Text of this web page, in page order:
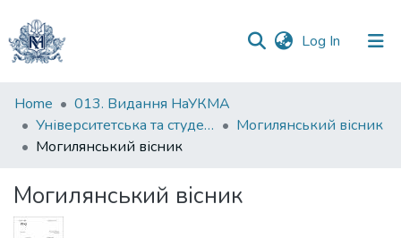
Log In (current)
Communities
&
Collections
Statistics
Home
013. Видання НаУКМА
Університетська та студентська періодика
Могилянський вісник
Могилянський вісник
Могилянський вісник